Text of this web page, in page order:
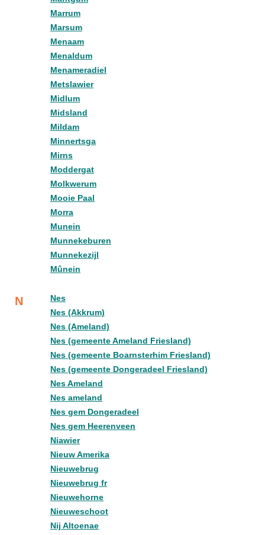
Marrum
Marsum
Menaam
Menaldum
Menameradiel
Metslawier
Midlum
Midsland
Mildam
Minnertsga
Mirns
Moddergat
Molkwerum
Mooie Paal
Morra
Munein
Munnekeburen
Munnekezijl
Mûnein
N
Nes
Nes (Akkrum)
Nes (Ameland)
Nes (gemeente Ameland Friesland)
Nes (gemeente Boarnsterhim Friesland)
Nes (gemeente Dongeradeel Friesland)
Nes Ameland
Nes ameland
Nes gem Dongeradeel
Nes gem Heerenveen
Niawier
Nieuw Amerika
Nieuwebrug
Nieuwebrug fr
Nieuwehorne
Nieuweschoot
Nij Altoenae